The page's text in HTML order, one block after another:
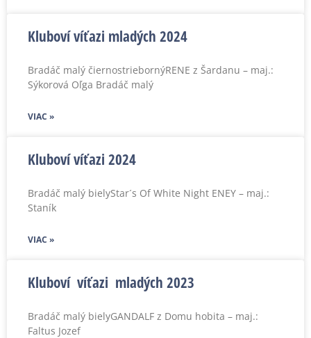
Kluboví víťazi mladých 2024
Bradáč malý čiernostriebornýRENE z Šardanu – maj.:
Sýkorová Oľga Bradáč malý
VIAC »
Kluboví víťazi 2024
Bradáč malý bielyStar´s Of White Night ENEY – maj.:
Staník
VIAC »
Kluboví víťazi mladých 2023
Bradáč malý bielyGANDALF z Domu hobita – maj.:
Faltus Jozef